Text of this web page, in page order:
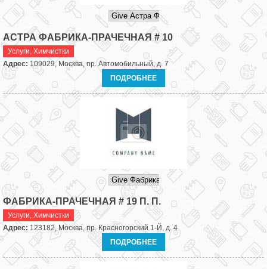
АСТРА ФАБРИКА-ПРАЧЕЧНАЯ # 10
Услуги, Химчистки
Адрес: 109029, Москва, пр. Автомобильный, д. 7
ПОДРОБНЕЕ
ФАБРИКА-ПРАЧЕЧНАЯ # 19 П. П.
Услуги, Химчистки
Адрес: 123182, Москва, пр. Красногорский 1-Й, д. 4
ПОДРОБНЕЕ